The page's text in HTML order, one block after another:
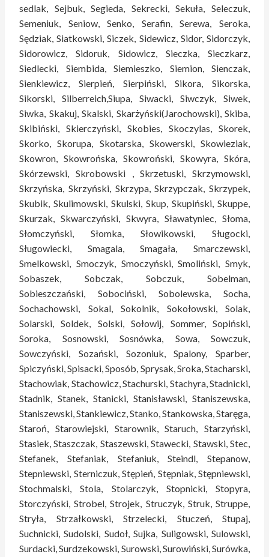
sedlak, Sejbuk, Segieda, Sekrecki, Sekuła, Seleczuk,
Semeniuk, Seniow, Senko, Serafin, Serewa, Seroka,
Sędziak, Siatkowski, Siczek, Sidewicz, Sidor, Sidorczyk,
Sidorowicz, Sidoruk, Sidowicz, Sieczka, Sieczkarz,
Siedlecki, Siembida, Siemieszko, Siemion, Sienczak,
Sienkiewicz, Sierpień, Sierpiński, Sikora, Sikorska,
Sikorski, Silberreich,Siupa, Siwacki, Siwczyk, Siwek,
Siwka, Skakuj, Skalski, Skarżyński(Jarochowski), Skiba,
Skibiński, Skierczyński, Skobies, Skoczylas, Skorek,
Skorko, Skorupa, Skotarska, Skowerski, Skowieziak,
Skowron, Skowrońska, Skowroński, Skowyra, Skóra,
Skórzewski, Skrobowski , Skrzetuski, Skrzymowski,
Skrzyńska, Skrzyński, Skrzypa, Skrzypczak, Skrzypek,
Skubik, Skulimowski, Skulski, Skup, Skupiński, Skuppe,
Skurzak, Skwarczyński, Skwyra, Sławatyniec, Słoma,
Słomczyński, Słomka, Słowikowski, Sługocki,
Sługowiecki, Smagala, Smagała, Smarczewski,
Smelkowski, Smoczyk, Smoczyński, Smoliński, Smyk,
Sobaszek, Sobczak, Sobczuk, Sobelman,
Sobieszczański, Sobociński, Sobolewska, Socha,
Sochachowski, Sokal, Sokolnik, Sokołowski, Solak,
Solarski, Soldek, Solski, Sołowij, Sommer, Sopiński,
Soroka, Sosnowski, Sosnówka, Sowa, Sowczuk,
Sowczyński, Sozański, Sozoniuk, Spalony, Sparber,
Spiczyński, Spisacki, Sposób, Sprysak, Sroka, Stacharski,
Stachowiak, Stachowicz, Stachurski, Stachyra, Stadnicki,
Stadnik, Stanek, Stanicki, Stanisławski, Staniszewska,
Staniszewski, Stankiewicz, Stanko, Stankowska, Staręga,
Staroń, Starowiejski, Starownik, Staruch, Starzyński,
Stasiek, Staszczak, Staszewski, Stawecki, Stawski, Stec,
Stefanek, Stefaniak, Stefaniuk, Steindl, Stepanow,
Stepniewski, Sterniczuk, Stępień, Stępniak, Stępniewski,
Stochmalski, Stola, Stolarczyk, Stopnicki, Stopyra,
Storczyński, Strobel, Strojek, Struczyk, Struk, Struppe,
Stryła, Strzałkowski, Strzelecki, Stuczeń, Stupaj,
Suchnicki, Sudolski, Sudoł, Sujka, Suligowski, Sulowski,
Surdacki, Surdzekowski, Surowski, Surowiński, Surówka,